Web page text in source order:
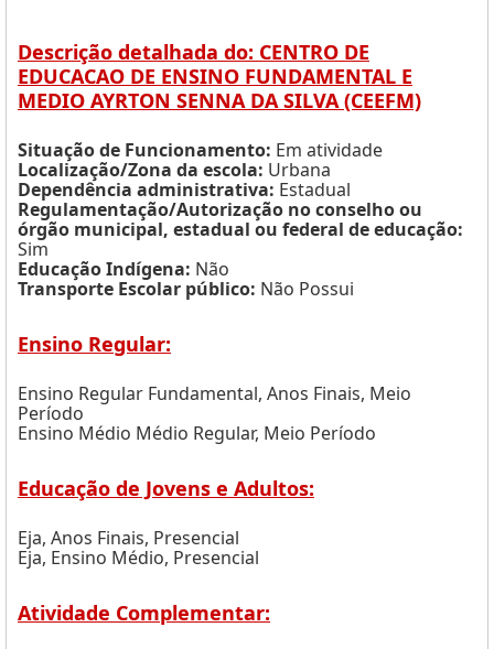
Descrição detalhada do: CENTRO DE
EDUCACAO DE ENSINO FUNDAMENTAL E
MEDIO AYRTON SENNA DA SILVA (CEEFM)
Situação de Funcionamento: Em atividade
Localização/Zona da escola: Urbana
Dependência administrativa: Estadual
Regulamentação/Autorização no conselho ou
órgão municipal, estadual ou federal de educação:
Sim
Educação Indígena: Não
Transporte Escolar público: Não Possui
Ensino Regular:
Ensino Regular Fundamental, Anos Finais, Meio
Período
Ensino Médio Médio Regular, Meio Período
Educação de Jovens e Adultos:
Eja, Anos Finais, Presencial
Eja, Ensino Médio, Presencial
Atividade Complementar: